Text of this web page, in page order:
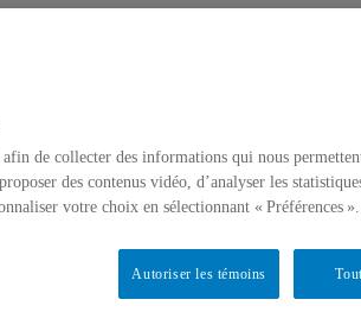
de collecter des informations qui nous
des contenus vidéo, d’analyser les
votre choix en sélectionnant « Préférences ».
Autoriser les témoins